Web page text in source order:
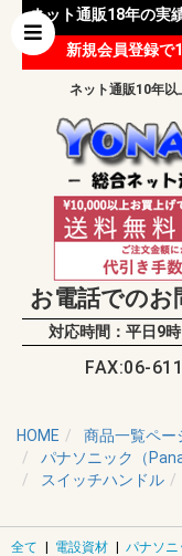
ネット通販18年の実
ーブル等 様々
新規会員登録で
ネット通販10年以
お電話でのお
対応時間：平日9
FAX:06-
HOME 商品一覧ペー
パナソニック（
スイッチハンドル
全て | 電設資材 | パナソニ